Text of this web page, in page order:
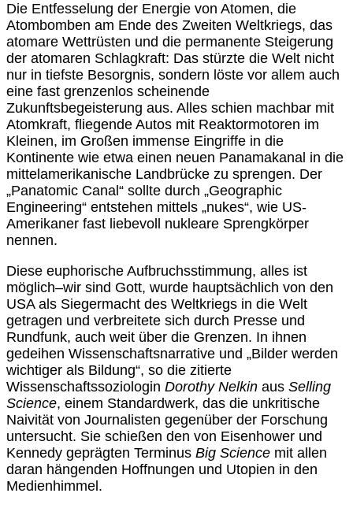
Die Entfesselung der Energie von Atomen, die
Atombomben am Ende des Zweiten Weltkriegs, das
atomare Wettrüsten und die permanente Steigerung
der atomaren Schlagkraft: Das stürzte die Welt nicht
nur in tiefste Besorgnis, sondern löste vor allem auch
eine fast grenzenlos scheinende
Zukunftsbegeisterung aus. Alles schien machbar mit
Atomkraft, fliegende Autos mit Reaktormotoren im
Kleinen, im Großen immense Eingriffe in die
Kontinente wie etwa einen neuen Panamakanal in die
mittelamerikanische Landbrücke zu sprengen. Der
„Panatomic Canal“ sollte durch „Geographic
Engineering“ entstehen mittels „nukes“, wie US-
Amerikaner fast liebevoll nukleare Sprengkörper
nennen.
Diese euphorische Aufbruchsstimmung, alles ist
möglich–wir sind Gott, wurde hauptsächlich von den
USA als Siegermacht des Weltkriegs in die Welt
getragen und verbreitete sich durch Presse und
Rundfunk, auch weit über die Grenzen. In ihnen
gedeihen Wissenschaftsnarrative und „Bilder werden
wichtiger als Bildung“, so die zitierte
Wissenschaftssoziologin Dorothy Nelkin aus Selling
Science, einem Standardwerk, das die unkritische
Naivität von Journalisten gegenüber der Forschung
untersucht. Sie schießen den von Eisenhower und
Kennedy geprägten Terminus Big Science mit allen
daran hängenden Hoffnungen und Utopien in den
Medienhimmel.